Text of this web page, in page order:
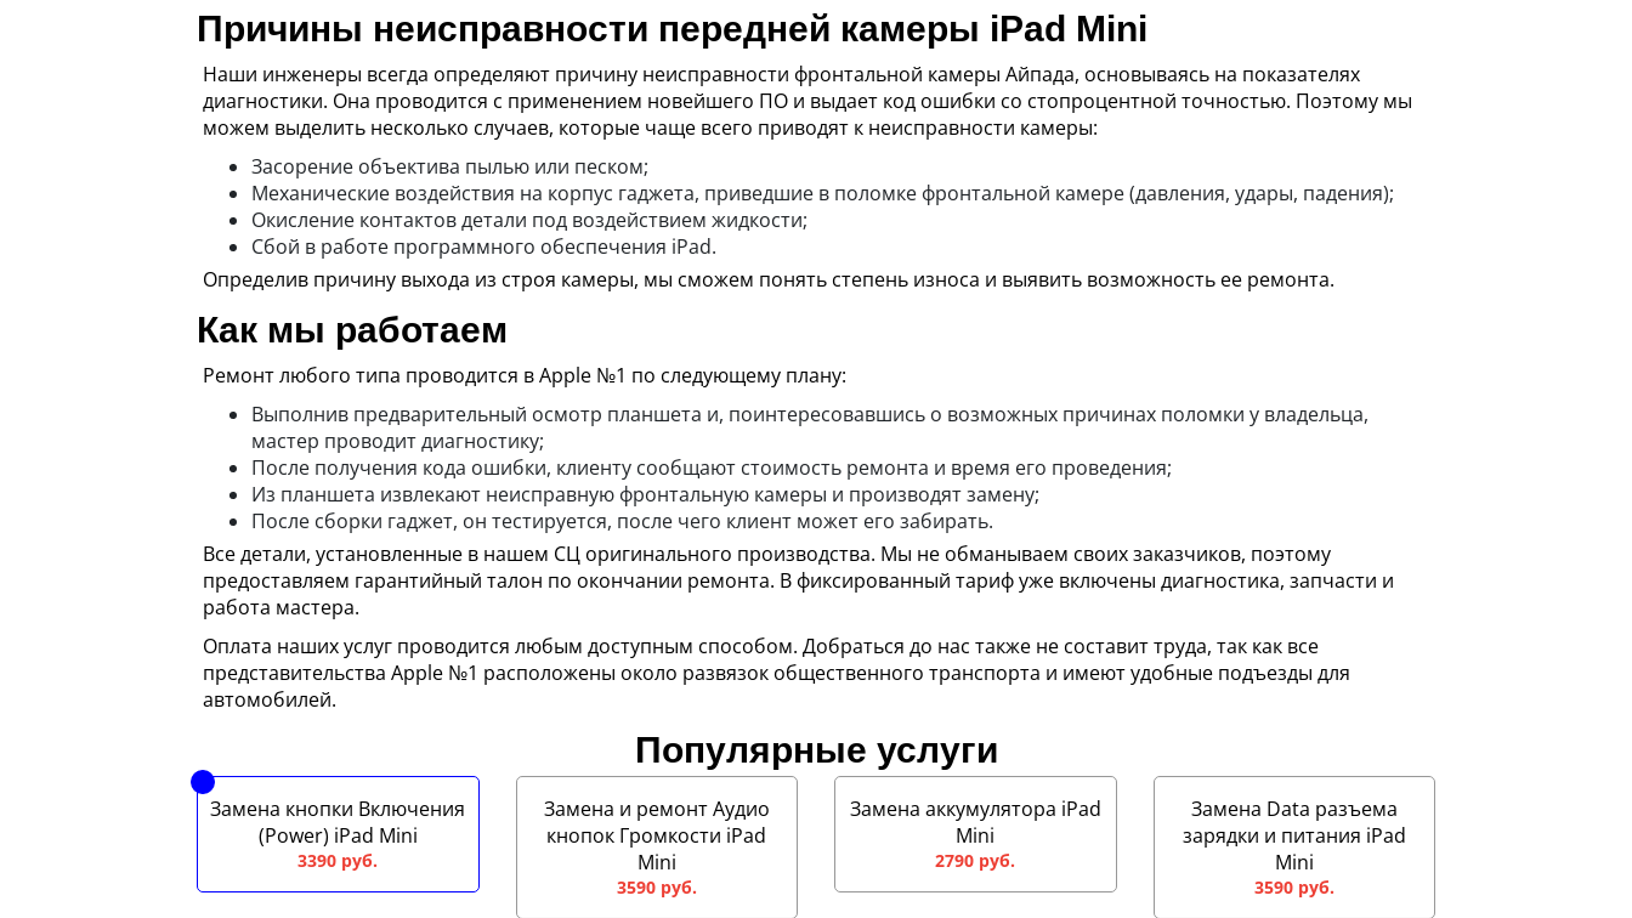
Причины неисправности передней камеры iPad Mini
Наши инженеры всегда определяют причину неисправности фронтальной камеры Айпада, основываясь на показателях
диагностики. Она проводится с применением новейшего ПО и выдает код ошибки со стопроцентной точностью. Поэтому мы
можем выделить несколько случаев, которые чаще всего приводят к неисправности камеры:
Засорение объектива пылью или песком;
Механические воздействия на корпус гаджета, приведшие в поломке фронтальной камере (давления, удары, падения);
Окисление контактов детали под воздействием жидкости;
Сбой в работе программного обеспечения iPad.
Определив причину выхода из строя камеры, мы сможем понять степень износа и выявить возможность ее ремонта.
Как мы работаем
Ремонт любого типа проводится в Apple №1 по следующему плану:
Выполнив предварительный осмотр планшета и, поинтересовавшись о возможных причинах поломки у владельца,
мастер проводит диагностику;
После получения кода ошибки, клиенту сообщают стоимость ремонта и время его проведения;
Из планшета извлекают неисправную фронтальную камеры и производят замену;
После сборки гаджет, он тестируется, после чего клиент может его забирать.
Все детали, установленные в нашем СЦ оригинального производства. Мы не обманываем своих заказчиков, поэтому
предоставляем гарантийный талон по окончании ремонта. В фиксированный тариф уже включены диагностика, запчасти и
работа мастера.
Оплата наших услуг проводится любым доступным способом. Добраться до нас также не составит труда, так как все
представительства Apple №1 расположены около развязок общественного транспорта и имеют удобные подъезды для
автомобилей.
Популярные услуги
Замена кнопки Включения
(Power) iPad Mini
3390 руб.
Замена и ремонт Аудио
кнопок Громкости iPad
Mini
3590 руб.
Замена аккумулятора iPad
Mini
2790 руб.
Замена Data разъема
зарядки и питания iPad
Mini
3590 руб.